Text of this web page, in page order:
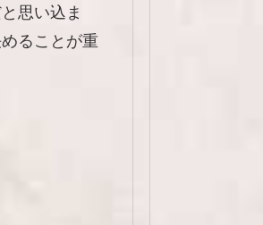
思い込ま
ることが重